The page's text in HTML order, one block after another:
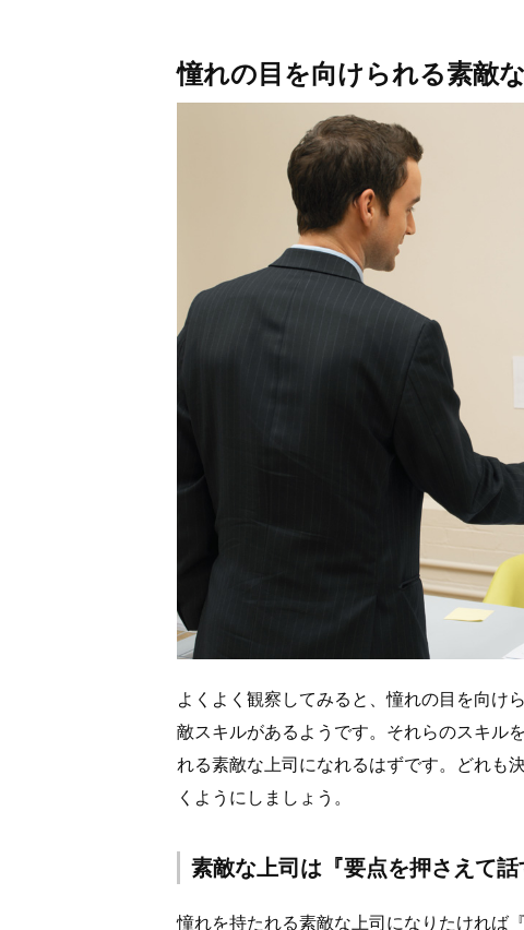
憧れの目を向けられる素敵
よくよく観察してみると、憧れの目を向け
敵スキルがあるようです。それらのスキル
れる素敵な上司になれるはずです。どれも
くようにしましょう。
素敵な上司は『要点を押さえて話
憧れを持たれる素敵な上司になりたければ